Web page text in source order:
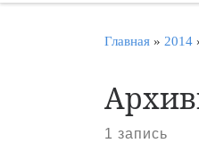
Главная » 2014
1 запись